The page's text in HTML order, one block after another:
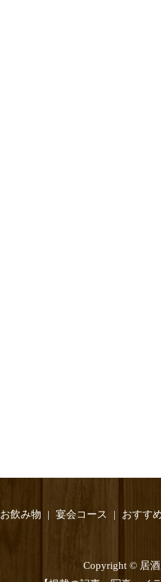
お飲み物 宴会コース おすす
Copyright © 居